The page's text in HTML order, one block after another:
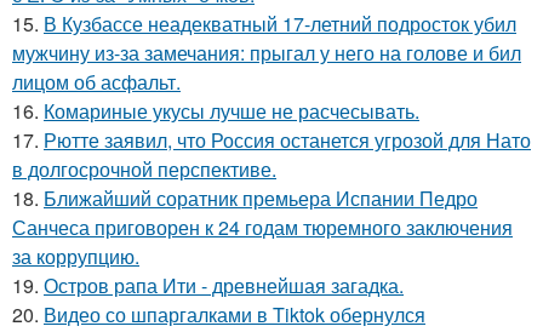
15. В Кузбассе неадекватный 17-летний подросток убил
мужчину из-за замечания: прыгал у него на голове и бил
лицом об асфальт.
16. Комариные укусы лучше не расчесывать.
17. Рютте заявил, что Россия останется угрозой для Нато
в долгосрочной перспективе.
18. Ближайший соратник премьера Испании Педро
Санчеса приговорен к 24 годам тюремного заключения
за коррупцию.
19. Остров рапа Ити - древнейшая загадка.
20. Видео со шпаргалками в Tiktok обернулся